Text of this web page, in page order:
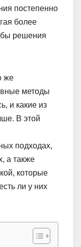
постепенно
более
решения
же
методы
и какие из
В этой
подходах,
а также
которые
ли у них